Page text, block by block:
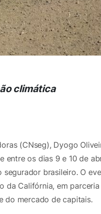
climática
(CNseg), Dyogo
entre os dias 9 e 10 de
brasileiro. O
Califórnia, em parceria
do mercado de capitais.